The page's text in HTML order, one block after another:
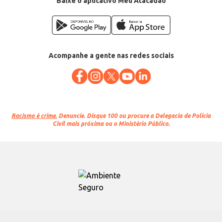
Acompanhe a gente nas redes sociais
Racismo é crime. Denuncie. Disque 100 ou procure a Delegacia de Polícia
Civil mais próxima ou o Ministério Público.